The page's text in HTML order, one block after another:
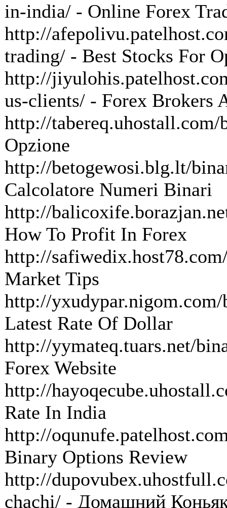
in-india/ - Online Forex
http://
trading/ - Best Stocks For
http://
us-clients/ - Forex Brokers
http://
Opzione
http://betogewosi.blg.lt/
Calcolatore Numeri Binari
http://
How To Profit In Forex
http://
Market Tips
http://
Latest Rate Of Dollar
http://yymateq.tuars.net/
Forex Website
http://
Rate In India
http://
Binary Options Review
http://
chachi/ - Домашний